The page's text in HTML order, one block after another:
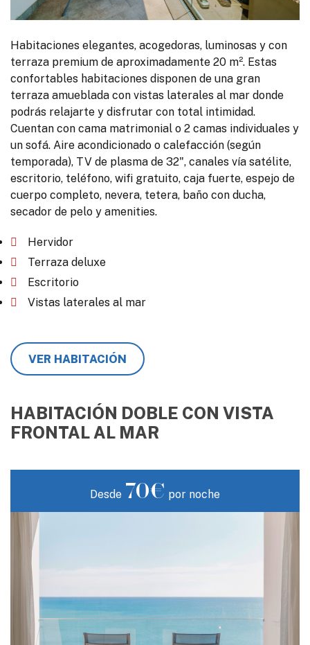
Habitaciones elegantes, acogedoras, luminosas y con
terraza premium de aproximadamente 20 m². Estas
confortables habitaciones disponen de una gran
terraza amueblada con vistas laterales al mar donde
podrás relajarte y disfrutar con total intimidad.
Cuentan con cama matrimonial o 2 camas individuales y
un sofá. Aire acondicionado o calefacción (según
temporada), TV de plasma de 32", canales vía satélite,
escritorio, teléfono, wifi gratuito, caja fuerte, espejo de
cuerpo completo, nevera, tetera, baño con ducha,
secador de pelo y amenities.
Hervidor
Terraza deluxe
Escritorio
Vistas laterales al mar
VER HABITACIÓN
HABITACIÓN DOBLE CON VISTA
FRONTAL AL MAR
Desde 70€ por noche